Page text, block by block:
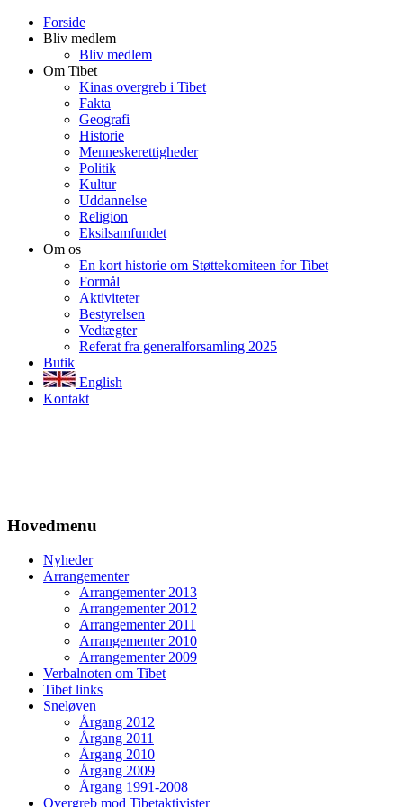
Forside
Bliv medlem
Bliv medlem
Om Tibet
Kinas overgreb i Tibet
Fakta
Geografi
Historie
Menneskerettigheder
Politik
Kultur
Uddannelse
Religion
Eksilsamfundet
Om os
En kort historie om Støttekomiteen for Tibet
Formål
Aktiviteter
Bestyrelsen
Vedtægter
Referat fra generalforsamling 2025
Butik
English
Kontakt
Hovedmenu
Nyheder
Arrangementer
Arrangementer 2013
Arrangementer 2012
Arrangementer 2011
Arrangementer 2010
Arrangementer 2009
Verbalnoten om Tibet
Tibet links
Sneløven
Årgang 2012
Årgang 2011
Årgang 2010
Årgang 2009
Årgang 1991-2008
Overgreb mod Tibetaktivister